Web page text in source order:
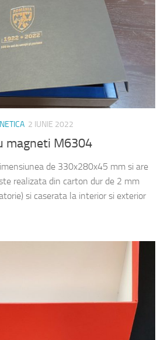
2 IUNIE 2022
magneti M6304
de 330x280x45 mm si are
realizata din carton dur de 2 mm
si caserata la interior si exterior